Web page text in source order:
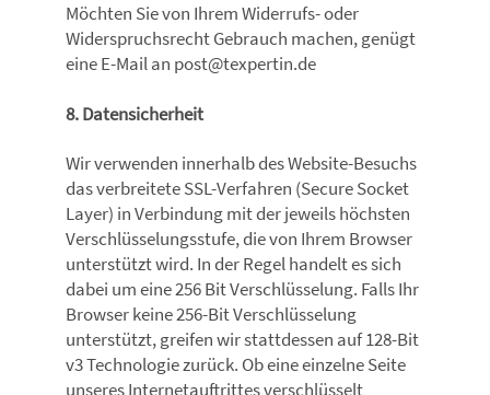
Möchten Sie von Ihrem Widerrufs- oder
Widerspruchsrecht Gebrauch machen, genügt
eine E-Mail an post@texpertin.de
8. Datensicherheit
Wir verwenden innerhalb des Website-Besuchs
das verbreitete SSL-Verfahren (Secure Socket
Layer) in Verbindung mit der jeweils höchsten
Verschlüsselungsstufe, die von Ihrem Browser
unterstützt wird. In der Regel handelt es sich
dabei um eine 256 Bit Verschlüsselung. Falls Ihr
Browser keine 256-Bit Verschlüsselung
unterstützt, greifen wir stattdessen auf 128-Bit
v3 Technologie zurück. Ob eine einzelne Seite
unseres Internetauftrittes verschlüsselt